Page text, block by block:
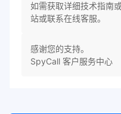
如需获取详细技术指南
站或联系在线客服。
感谢您的支持。
SpyCall 客户服务中心